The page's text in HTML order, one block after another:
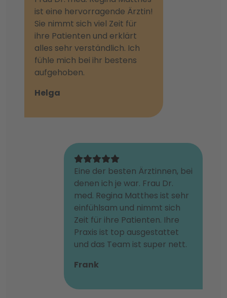
ist eine hervorragende Ärztin!
Sie nimmt sich viel Zeit für
ihre Patienten und erklärt
alles sehr verständlich. Ich
fühle mich bei ihr bestens
aufgehoben.
Helga
Eine der besten Ärztinnen, bei
denen ich je war. Frau Dr.
med. Regina Matthes ist sehr
einfühlsam und nimmt sich
Zeit für ihre Patienten. Ihre
Praxis ist top ausgestattet
und das Team ist super nett.
Frank